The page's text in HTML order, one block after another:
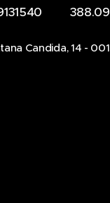
📞
Candida, 14 -